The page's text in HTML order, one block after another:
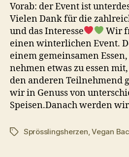
Vorab: der Event ist
Vielen Dank für die
und das Interesse
Wir
einen winterlichen Event.
einem gemeinsamen
nehmen etwas zu essen
den anderen Teilnehmend
wir in Genuss von
Speisen.Danach werden
Schlagwörter
Sprösslingsherzen ,Vegan